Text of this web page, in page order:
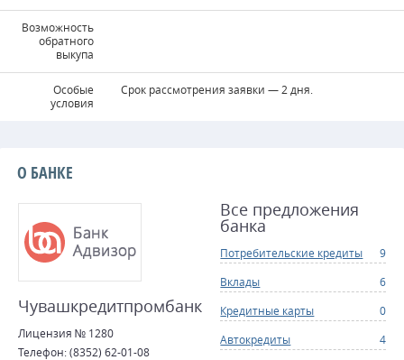
Возможность
обратного
выкупа
Особые
условия
Срок рассмотрения заявки — 2 дня.
О БАНКЕ
Чувашкредитпромбанк
Лицензия № 1280
Телефон: (8352) 62-01-08
Все предложения
банка
Потребительские кредиты
9
Вклады
6
Кредитные карты
0
Автокредиты
4